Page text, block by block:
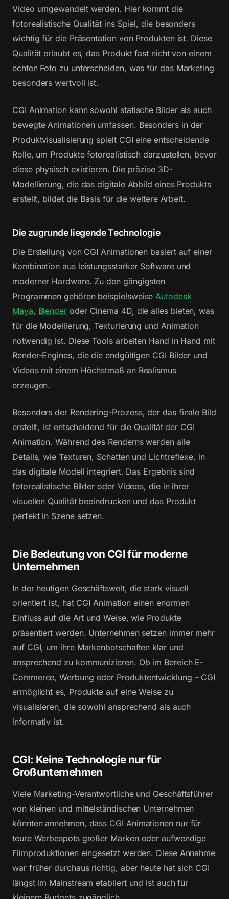
Video umgewandelt werden. Hier kommt die
fotorealistische Qualität ins Spiel, die besonders
wichtig für die Präsentation von Produkten ist. Diese
Qualität erlaubt es, das Produkt fast nicht von einem
echten Foto zu unterscheiden, was für das Marketing
besonders wertvoll ist.
CGI Animation kann sowohl statische Bilder als auch
bewegte Animationen umfassen. Besonders in der
Produktvisualisierung spielt CGI eine entscheidende
Rolle, um Produkte fotorealistisch darzustellen, bevor
diese physisch existieren. Die präzise 3D-
Modellierung, die das digitale Abbild eines Produkts
erstellt, bildet die Basis für die weitere Arbeit.
Die zugrunde liegende Technologie
Die Erstellung von CGI Animationen basiert auf einer
Kombination aus leistungsstarker Software und
moderner Hardware. Zu den gängigsten
Programmen gehören beispielsweiseAutodesk
Maya, Blenderoder Cinema 4D, die alles bieten, was
für die Modellierung, Texturierung und Animation
notwendig ist. Diese Tools arbeiten Hand in Hand mit
Render-Engines, die die endgültigen CGI Bilder und
Videos mit einem Höchstmaß an Realismus
erzeugen.
Besonders der Rendering-Prozess, der das finale Bild
erstellt, ist entscheidend für die Qualität der CGI
Animation. Während des Renderns werden alle
Details, wie Texturen, Schatten und Lichtreflexe, in
das digitale Modell integriert. Das Ergebnis sind
fotorealistische Bilder oder Videos, die in ihrer
visuellen Qualität beeindrucken und das Produkt
perfekt in Szene setzen.
Die Bedeutung von CGI für moderne
Unternehmen
In der heutigen Geschäftswelt, die stark visuell
orientiert ist, hat CGI Animation einen enormen
Einfluss auf die Art und Weise, wie Produkte
präsentiert werden. Unternehmen setzen immer mehr
auf CGI, um ihre Markenbotschaften klar und
ansprechend zu kommunizieren. Ob im Bereich E-
Commerce, Werbung oder Produktentwicklung – CGI
ermöglicht es, Produkte auf eine Weise zu
visualisieren, die sowohl ansprechend als auch
informativ ist.
CGI: Keine Technologie nur für
Großunternehmen
Viele Marketing-Verantwortliche und Geschäftsführer
von kleinen und mittelständischen Unternehmen
könnten annehmen, dass CGI Animationen nur für
teure Werbespots großer Marken oder aufwendige
Filmproduktionen eingesetzt werden. Diese Annahme
war früher durchaus richtig, aber heute hat sich CGI
längst im Mainstream etabliert und ist auch für